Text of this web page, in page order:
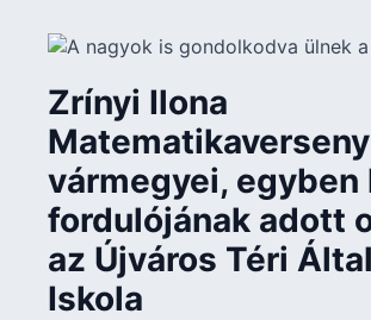
Zrínyi Ilona
Matematikaverseny
vármegyei, egyben
fordulójának adott
az Újváros Téri
Iskola